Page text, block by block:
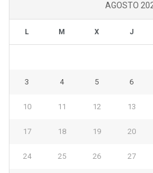
AGOSTO
L M X J
3 4 5 6
10 11 12 13
17 18 19 20
24 25 26 27